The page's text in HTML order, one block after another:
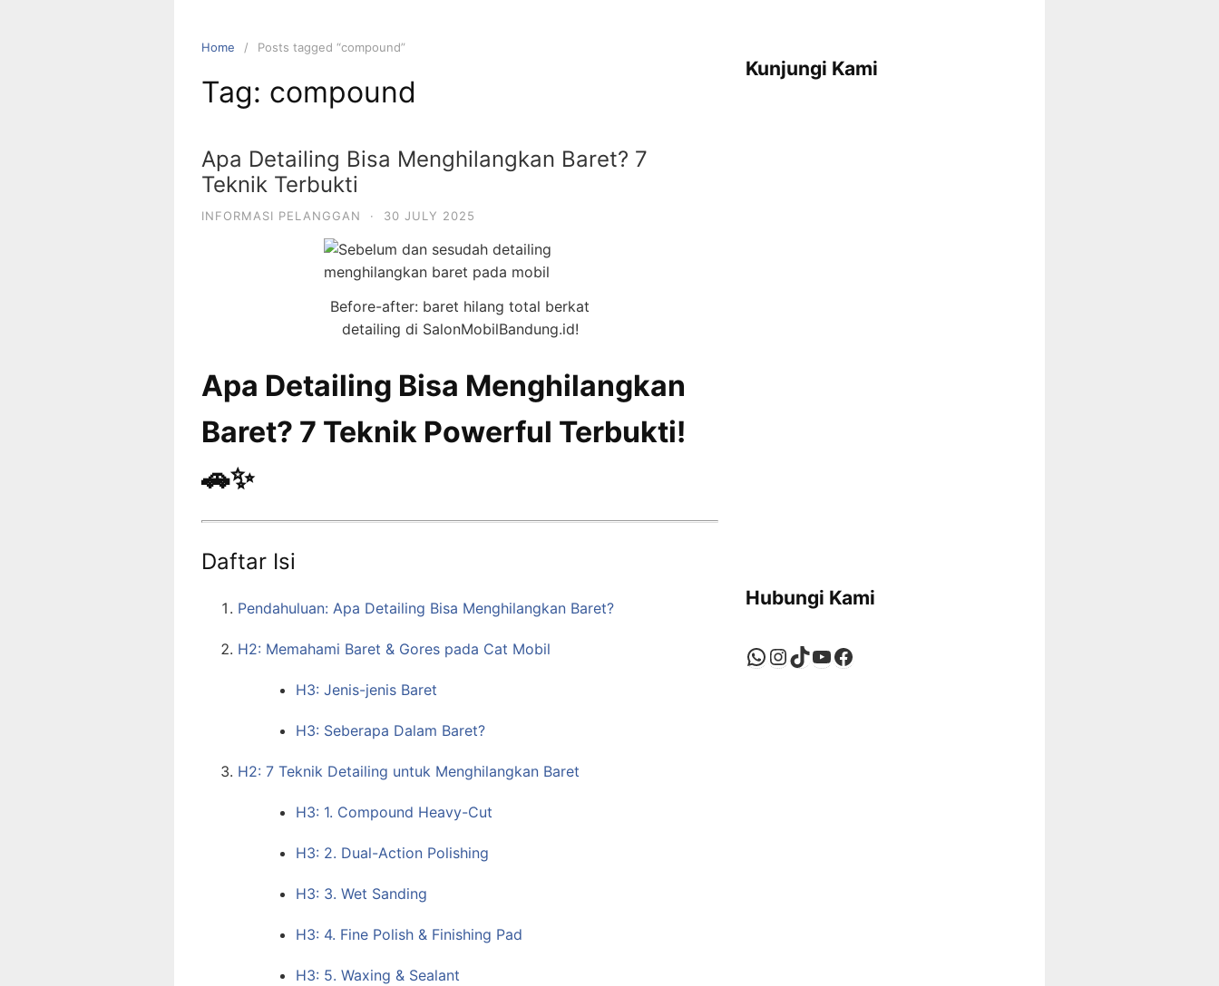
Home Posts tagged “compound”
Tag: compound
Apa Detailing Bisa Menghilangkan Baret? 7
Teknik Terbukti
INFORMASI PELANGGAN · 30 JULY 2025
Before-after: baret hilang total berkat
detailing di SalonMobilBandung.id!
Apa Detailing Bisa Menghilangkan
Baret? 7 Teknik Powerful Terbukti!
🚗✨
Daftar Isi
Pendahuluan: Apa Detailing Bisa Menghilangkan Baret?
H2: Memahami Baret & Gores pada Cat Mobil
H3: Jenis-jenis Baret
H3: Seberapa Dalam Baret?
H2: 7 Teknik Detailing untuk Menghilangkan Baret
H3: 1. Compound Heavy-Cut
H3: 2. Dual-Action Polishing
H3: 3. Wet Sanding
H3: 4. Fine Polish & Finishing Pad
H3: 5. Waxing & Sealant
Kunjungi Kami
Hubungi Kami
WhatsApp
Instagram
TikTok
YouTube
Facebook